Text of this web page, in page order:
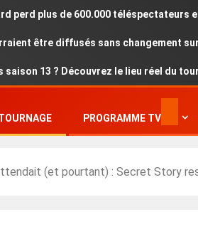
plus de 600.000 téléspectateurs en
être diffusés sans changement sur
13 ? Découvrez le lieu réel du
PROGRAMME TV
(et pourtant) : Secret Story